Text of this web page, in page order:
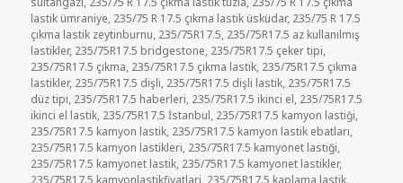
lastik ümraniye, 235/75 R 17.5 çıkma lastik üsküdar, 235/75 R 17.5
çıkma lastik zeytinburnu, 235/75R17.5, 235/75R17.5 az kullanılmış
lastikler, 235/75R17.5 bridgestone, 235/75R17.5 çeker tipi,
235/75R17.5 çıkma, 235/75R17.5 çıkma lastik, 235/75R17.5 çıkma
lastikler, 235/75R17.5 dişli, 235/75R17.5 dişli lastik, 235/75R17.5
düz tipi, 235/75R17.5 haberleri, 235/75R17.5 ikinci el, 235/75R17.5
ikinci el lastik, 235/75R17.5 İstanbul, 235/75R17.5 kamyon lastiği,
235/75R17.5 kamyon lastik, 235/75R17.5 kamyon lastik ebatları,
235/75R17.5 kamyon lastikleri, 235/75R17.5 kamyonet lastiği,
235/75R17.5 kamyonet lastik, 235/75R17.5 kamyonet lastikler,